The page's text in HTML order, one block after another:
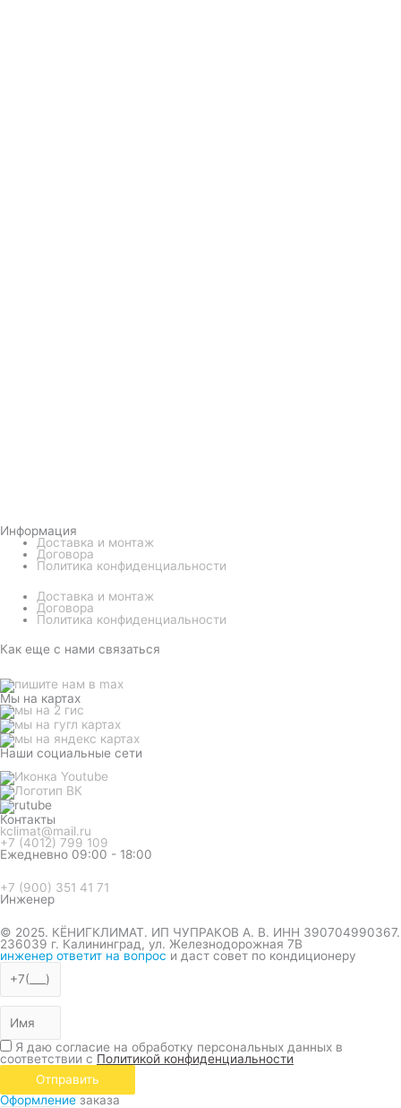
Информация
Доставка и монтаж
Договора
Политика конфиденциальности
Доставка и монтаж
Договора
Политика конфиденциальности
Как еще с нами связаться
Мы на картах
Наши социальные сети
Контакты
kclimat@mail.ru
+7 (4012) 799 109
Ежедневно 09:00 - 18:00
+7 (900) 351 41 71
Инженер
© 2025. КЁНИГКЛИМАТ. ИП ЧУПРАКОВ А. В. ИНН 390704990367.
236039 г. Калининград, ул. Железнодорожная 7В
инженер ответит на вопрос и даст совет по кондиционеру
Я даю согласие на обработку персональных данных в
соответствии с Политикой конфиденциальности
Отправить
Оформление заказа